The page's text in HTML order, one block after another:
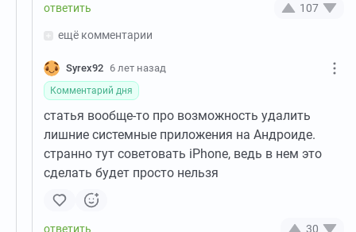
107
ещё комментарии
Syrex92 6 лет назад
Комментарий дня
статья вообще-то про возможность удалить
лишние системные приложения на Андроиде.
странно тут советовать iPhone, ведь в нем это
сделать будет просто нельзя
30